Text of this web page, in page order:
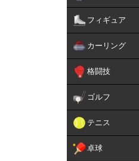
フィギュア
カーリング
格闘技
ゴルフ
テニス
卓球